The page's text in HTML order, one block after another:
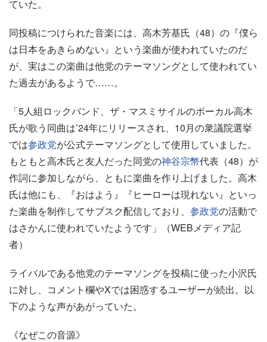
ていた。
同投稿につけられた音楽には、高木芳基氏（48）の『僕ら
は日本をあきらめない』という楽曲が使われていたのだ
が、実はこの楽曲は他党のテーマソングとして使われてい
た過去があるようで……。
「5人組ロックバンド、ザ・マスミサイルのボーカル高木
氏が歌う同曲は’24年にリリースされ、10月の衆議院選挙
では参政党が公式テーマソングとして使用していました。
もともと高木氏と友人だった同党の神谷宗幣代表（48）が
作詞に参加しながら、ともに楽曲を作り上げました。高木
氏は他にも、『おはよう』『ヒーローは現れない』といっ
た楽曲を制作してサブスク配信しており、 参政党の活動で
はさかんに使われていたようです」（WEBメディア記
者）
ライバルである他党のテーマソングを投稿に使った小沢氏
に対し、コメント欄やXでは困惑するユーザーが続出。以
下のような声があがっていた。
《なぜこの音源》